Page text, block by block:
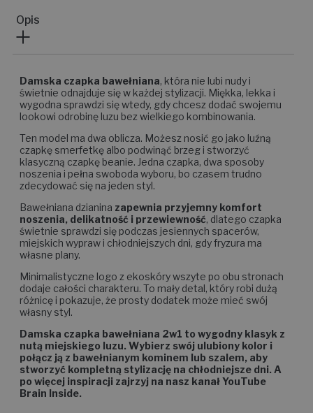
Opis
Damska czapka bawełniana, która nie lubi nudy i
świetnie odnajduje się w każdej stylizacji. Miękka, lekka i
wygodna sprawdzi się wtedy, gdy chcesz dodać swojemu
lookowi odrobinę luzu bez wielkiego kombinowania.
Ten model ma dwa oblicza. Możesz nosić go jako luźną
czapkę smerfetkę albo podwinąć brzeg i stworzyć
klasyczną czapkę beanie. Jedna czapka, dwa sposoby
noszenia i pełna swoboda wyboru, bo czasem trudno
zdecydować się na jeden styl.
Bawełniana dzianina zapewnia przyjemny komfort
noszenia, delikatność i przewiewność, dlatego czapka
świetnie sprawdzi się podczas jesiennych spacerów,
miejskich wypraw i chłodniejszych dni, gdy fryzura ma
własne plany.
Minimalistyczne logo z ekoskóry wszyte po obu stronach
dodaje całości charakteru. To mały detal, który robi dużą
różnicę i pokazuje, że prosty dodatek może mieć swój
własny styl.
Damska czapka bawełniana 2w1 to wygodny klasyk z
nutą miejskiego luzu. Wybierz swój ulubiony kolor i
połącz ją z bawełnianym kominem lub szalem, aby
stworzyć kompletną stylizację na chłodniejsze dni. A
po więcej inspiracji zajrzyj na nasz kanał YouTube
Brain Inside.